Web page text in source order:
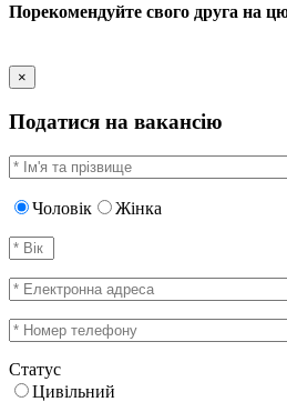
Порекомендуйте свого друга на
×
Податися на вакансію
Чоловік Жінка
Статус
Цивільний